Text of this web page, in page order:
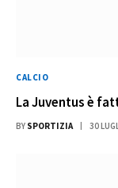
CALCIO
La Juventus è
BY SPORTIZIA 30